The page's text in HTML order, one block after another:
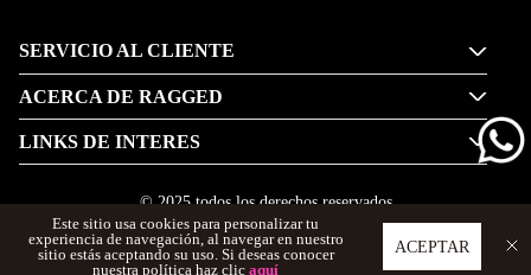
SERVICIO AL CLIENTE
ACERCA DE RAGGED
LINKS DE INTERES
© 2025 todos los derechos reservados
ACEPTAR
Este sitio usa cookies para personalizar tu
experiencia de navegación, al navegar en nuestro
sitio estás aceptando su uso. Si deseas conocer
nuestra política haz clic aquí